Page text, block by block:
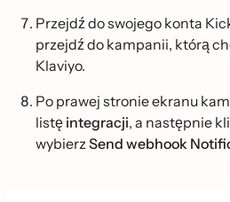
Przejdź do swojego konta
przejdź do kampanii, którą
Klaviyo.
Po prawej stronie ekranu
listę integracji, a następnie
wybierzSend webhook